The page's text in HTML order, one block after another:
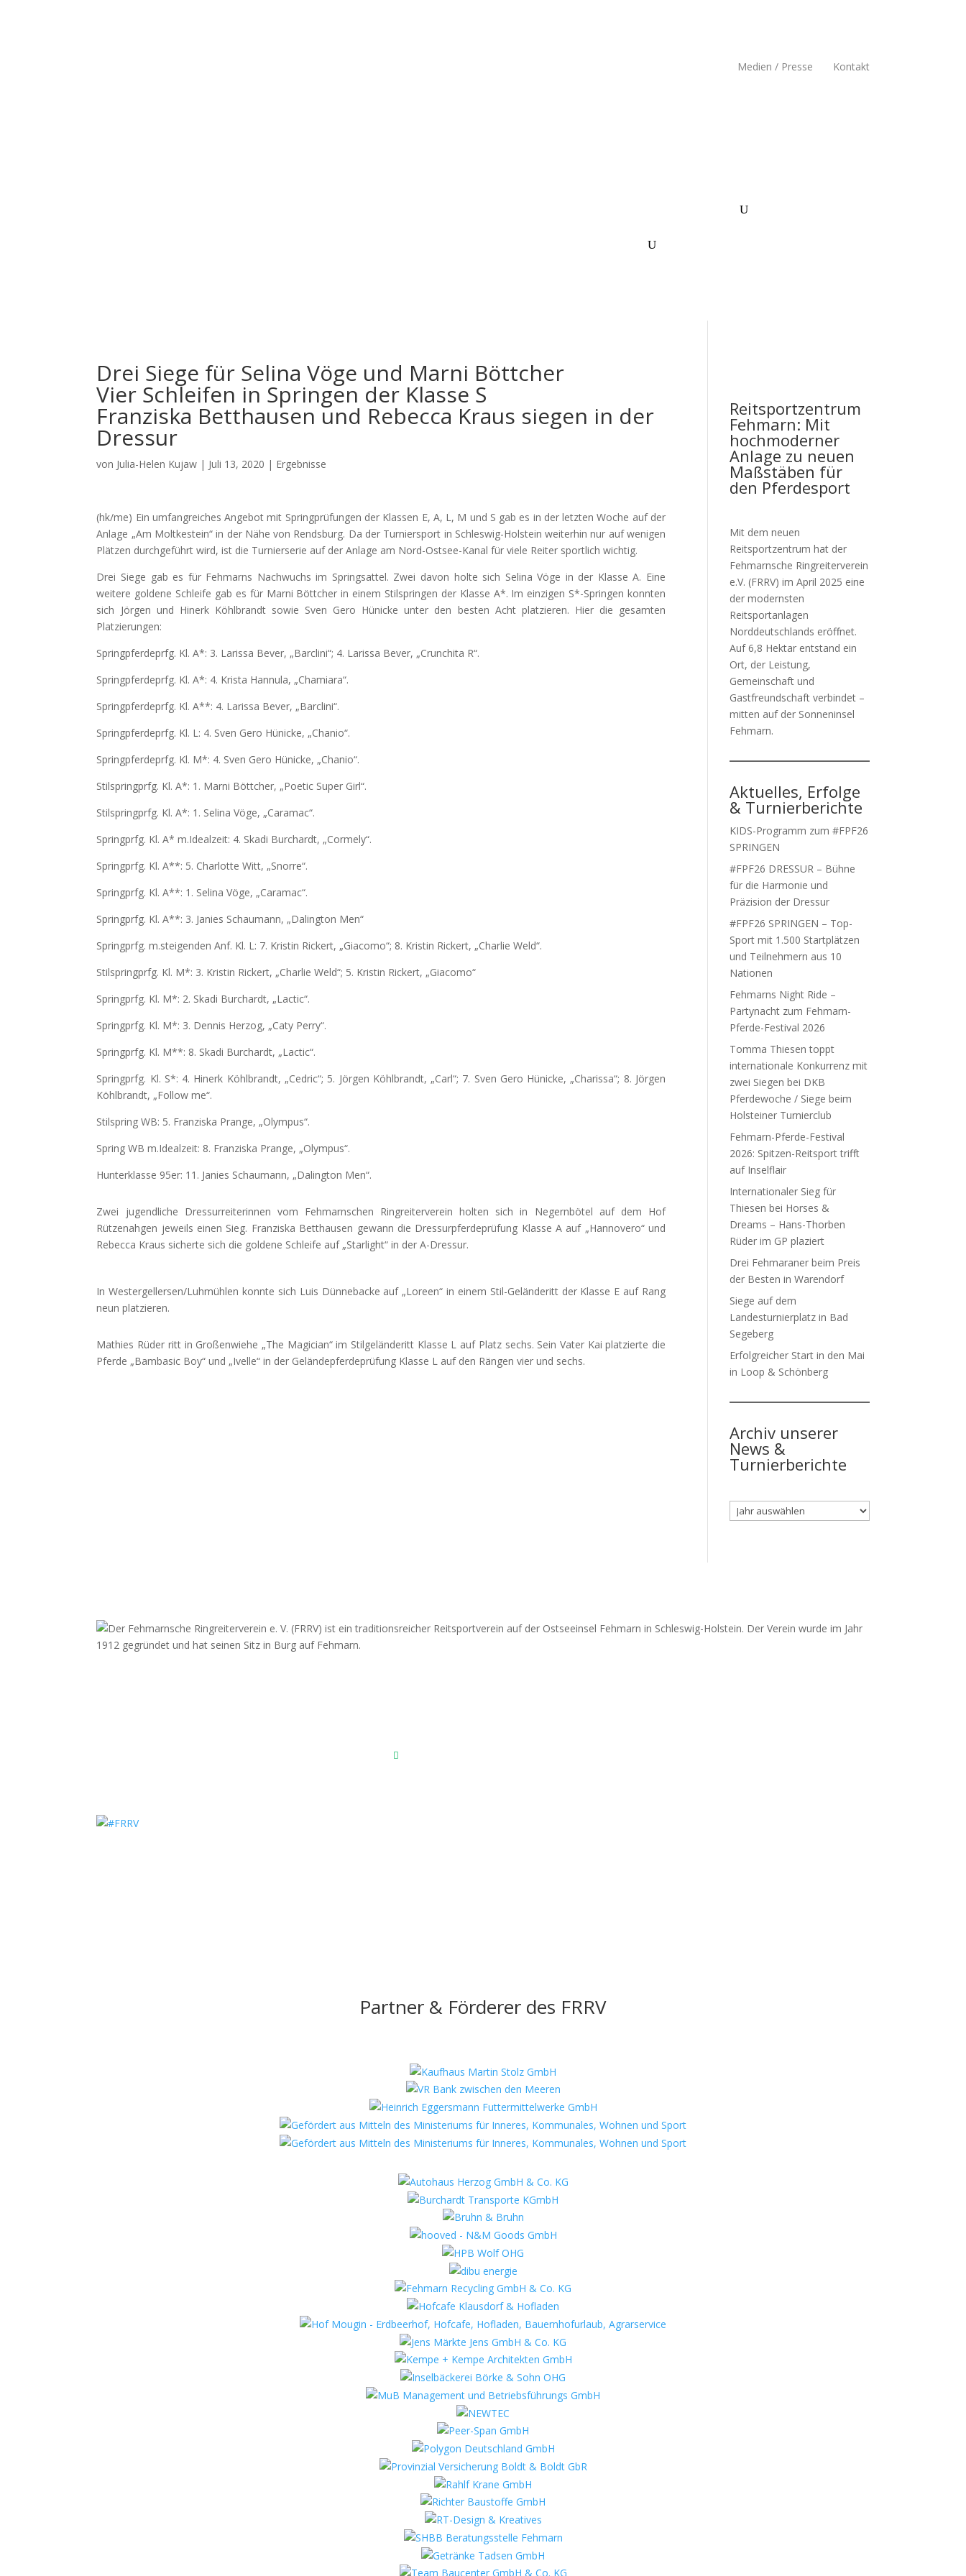
Medien / Presse Kontakt
Drei Siege für Selina Vöge und Marni Böttcher
Vier Schleifen in Springen der Klasse S
Franziska Betthausen und Rebecca Kraus siegen in der
Dressur
von Julia-Helen Kujaw | Juli 13, 2020 | Ergebnisse
(hk/me) Ein umfangreiches Angebot mit Springprüfungen der Klassen E, A, L, M und S gab es in der letzten Woche auf der
Anlage „Am Moltkestein“ in der Nähe von Rendsburg. Da der Turniersport in Schleswig-Holsteinweiterhin nur auf wenigen
Plätzen durchgeführt wird, ist die Turnierserie auf der Anlage am Nord-Ostsee-Kanal für viele Reiter sportlich wichtig.
Drei Siege gab es für Fehmarns Nachwuchs im Springsattel. Zwei davon holte sich Selina Vöge in der Klasse A. Eine
weitere goldene Schleife gab es für Marni Böttcher in einem Stilspringen der Klasse A*. Im einzigen S*-Springen konnten
sich Jörgen und Hinerk Köhlbrandt sowie Sven Gero Hünicke unter den besten Acht platzieren. Hier die gesamten
Platzierungen:
Springpferdeprfg. Kl. A*: 3. Larissa Bever, „Barclini“; 4. Larissa Bever, „Crunchita R“.
Springpferdeprfg. Kl. A*: 4. Krista Hannula, „Chamiara“.
Springpferdeprfg. Kl. A**: 4. Larissa Bever, „Barclini“.
Springpferdeprfg. Kl. L: 4. Sven Gero Hünicke, „Chanio“.
Springpferdeprfg. Kl. M*: 4. Sven Gero Hünicke, „Chanio“.
Stilspringprfg. Kl. A*: 1. Marni Böttcher, „Poetic Super Girl“.
Stilspringprfg. Kl. A*: 1. Selina Vöge, „Caramac“.
Springprfg. Kl. A* m.Idealzeit: 4. Skadi Burchardt, „Cormely“.
Springprfg. Kl. A**: 5. Charlotte Witt, „Snorre“.
Springprfg. Kl. A**: 1. Selina Vöge, „Caramac“.
Springprfg. Kl. A**: 3. Janies Schaumann, „Dalington Men“
Springprfg. m.steigenden Anf. Kl. L: 7. Kristin Rickert, „Giacomo“; 8. Kristin Rickert, „Charlie Weld“.
Stilspringprfg. Kl. M*: 3. Kristin Rickert, „Charlie Weld“; 5. Kristin Rickert, „Giacomo“
Springprfg. Kl. M*: 2. Skadi Burchardt, „Lactic“.
Springprfg. Kl. M*: 3. Dennis Herzog, „Caty Perry“.
Springprfg. Kl. M**: 8. Skadi Burchardt, „Lactic“.
Springprfg. Kl. S*: 4. Hinerk Köhlbrandt, „Cedric“; 5. Jörgen Köhlbrandt, „Carl“; 7. Sven Gero Hünicke, „Charissa“; 8. Jörgen
Köhlbrandt, „Follow me“.
Stilspring WB: 5. Franziska Prange, „Olympus“.
Spring WB m.Idealzeit: 8. Franziska Prange, „Olympus“.
Hunterklasse 95er: 11. Janies Schaumann, „Dalington Men“.
Zwei jugendliche Dressurreiterinnen vom Fehmarnschen Ringreiterverein holten sich in Negernbötel auf dem Hof
Rützenahgen jeweils einen Sieg. Franziska Betthausen gewann die Dressurpferdeprüfung Klasse A auf „Hannovero“ und
Rebecca Kraus sicherte sich die goldene Schleife auf „Starlight“ in der A-Dressur.
In Westergellersen/Luhmühlen konnte sich Luis Dünnebacke auf „Loreen“ in einem Stil-Geländeritt der Klasse E auf Rang
neun platzieren.
Mathies Rüder ritt in Großenwiehe „The Magician“ im Stilgeländeritt Klasse L auf Platz sechs. Sein Vater Kai platzierte die
Pferde „Bambasic Boy“ und „Ivelle“ in der Geländepferdeprüfung Klasse L auf den Rängen vier und sechs.
Reitsportzentrum
Fehmarn: Mit
hochmoderner
Anlage zu neuen
Maßstäben für
den Pferdesport
Mit dem neuen
Reitsportzentrum hat der
Fehmarnsche Ringreiterverein
e.V. (FRRV) im April 2025 eine
der modernsten
Reitsportanlagen
Norddeutschlands eröffnet.
Auf 6,8 Hektar entstand ein
Ort, der Leistung,
Gemeinschaft und
Gastfreundschaft verbindet –
mitten auf der Sonneninsel
Fehmarn.
Aktuelles, Erfolge
& Turnierberichte
KIDS-Programm zum #FPF26
SPRINGEN
#FPF26 DRESSUR – Bühne
für die Harmonie und
Präzision der Dressur
#FPF26 SPRINGEN – Top-
Sport mit 1.500 Startplätzen
und Teilnehmern aus 10
Nationen
Fehmarns Night Ride –
Partynacht zum Fehmarn-
Pferde-Festival 2026
Tomma Thiesen toppt
internationale Konkurrenz mit
zwei Siegen bei DKB
Pferdewoche / Siege beim
Holsteiner Turnierclub
Fehmarn-Pferde-Festival
2026: Spitzen-Reitsport trifft
auf Inselflair
Internationaler Sieg für
Thiesen bei Horses &
Dreams – Hans-Thorben
Rüder im GP plaziert
Drei Fehmaraner beim Preis
der Besten in Warendorf
Siege auf dem
Landesturnierplatz in Bad
Segeberg
Erfolgreicher Start in den Mai
in Loop & Schönberg
Archiv unserer
News &
Turnierberichte
Archiv

Partner & Förderer des FRRV